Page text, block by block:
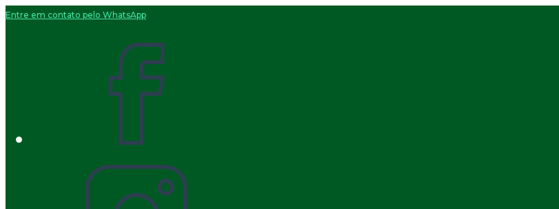
Entre em contato pelo WhatsApp